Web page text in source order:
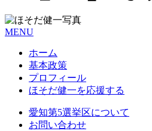
MENU
ホーム
基本政策
プロフィール
ほそだ健一を応援する
愛知第5選挙区について
お問い合わせ